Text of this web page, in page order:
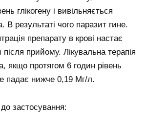
глікогену і вивільняється
В результаті чого паразит гине.
препарату в крові настає
прийому. Лікувальна терапія
якщо протягом 6 годин рівень
падає нижче 0,19 Мг/л.
застосування: